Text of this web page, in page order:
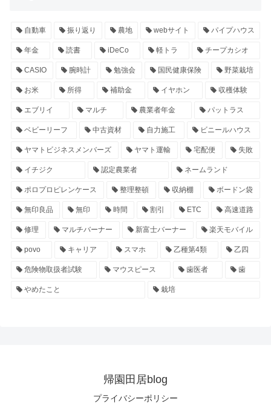
自動車 振り返り 農地 webサイト パイプハウス
年金 読書 iDeCo 軽トラ チープカシオ
CASIO 腕時計 勉強会 国民健康保険 野菜栽培
お米 所得 補助金 イヤホン 収穫体験
エブリイ マルチ 農業者年金 パットラス
ベビーリーフ 中古資材 自力施工 ビニールハウス
ヤマトビジネスメンバーズ ヤマト運輸 宅配便 失敗
イチジク 認定農業者 ネームランド
ポロプロピレンケース 整理整頓 収納棚 ボードン袋
無印良品 無印 時間 割引 ETC 高速道路
修理 マルチバーナー 新富士バーナー 楽天モバイル
povo キャリア スマホ 乙種第4類 乙四
危険物取扱者試験 マウスピース 歯医者 歯
やめたこと 栽培
帰園田居blog
プライバシーポリシー